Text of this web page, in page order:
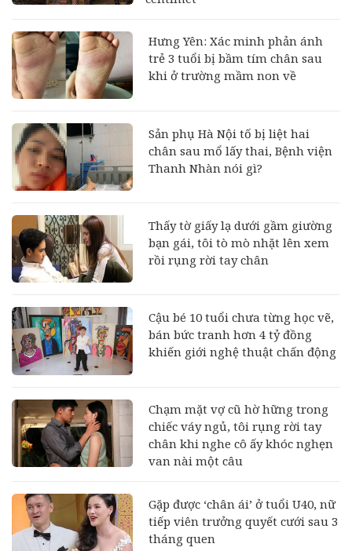
Hưng Yên: Xác minh phản ánh
trẻ 3 tuổi bị bầm tím chân sau
khi ở trường mầm non về
Sản phụ Hà Nội tố bị liệt hai
chân sau mổ lấy thai, Bệnh viện
Thanh Nhàn nói gì?
Thấy tờ giấy lạ dưới gầm giường
bạn gái, tôi tò mò nhặt lên xem
rồi rụng rời tay chân
Cậu bé 10 tuổi chưa từng học vẽ,
bán bức tranh hơn 4 tỷ đồng
khiến giới nghệ thuật chấn động
Chạm mặt vợ cũ hờ hững trong
chiếc váy ngủ, tôi rụng rời tay
chân khi nghe cô ấy khóc nghẹn
van nài một câu
Gặp được ‘chân ái’ ở tuổi U40, nữ
tiếp viên trưởng quyết cưới sau 3
tháng quen